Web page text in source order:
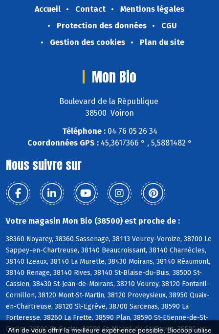
Afin de vous offrir la meilleure expérience possible, Biocoop utilise
Accueil Contact
Mentions légales
Protection des données
CGU
Gestion des cookies
Plan du site
Mon Bio
Boulevard de la République
38500 Voiron
Téléphone :04 76 05 26 34
Coordonnées GPS :45,3617366 ° , 5,5881482 °
Nous suivre sur
Votre magasin Mon Bio (38500) est proche de :
38360 Noyarey, 38360 Sassenage, 38113 Veurey-Voroize, 38700 Le
Sappey-en-Chartreuse, 38140 Beaucroissant, 38140 Charnècles,
38140 Izeaux, 38140 La Murette, 38430 Moirans, 38140 Réaumont,
38140 Renage, 38140 Rives, 38140 St-Blaise-du-Buis, 38500 St-
Cassien, 38430 St-Jean-de-Moirans, 38210 Vourey, 38120 Fontanil-
Cornillon, 38120 Mont-St-Martin, 38120 Proveysieux, 38950 Quaix-
en-Chartreuse, 38120 St-Egrève, 38700 Sarcenas, 38590 La
Forteresse, 38260 La Frette, 38590 Plan, 38590 St-Etienne-de-St-
Geoirs, 38590 St-Geoirs, 38590 St-Michel-de-St-Geoirs, 38590